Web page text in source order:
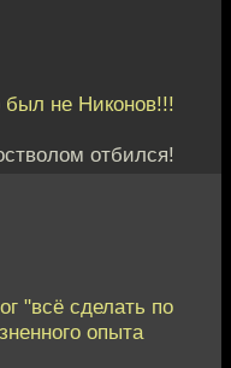
был не Никонов!!!
отбился!
"всё сделать по
опыта